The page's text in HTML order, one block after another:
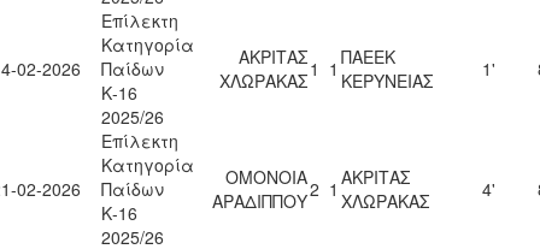
02-2026
Επίλεκτη
Κατηγορία
Παίδων
Κ-16
2025/26
ΑΚΡΙΤΑΣ
ΧΛΩΡΑΚΑΣ1 1 ΠΑΕΕΚ
ΚΕΡΥΝΕΙΑΣ
1'
02-2026
Επίλεκτη
Κατηγορία
Παίδων
Κ-16
2025/26
ΟΜΟΝΟΙΑ
ΑΡΑΔΙΠΠΟΥ2 1 ΑΚΡΙΤΑΣ
ΧΛΩΡΑΚΑΣ
4'